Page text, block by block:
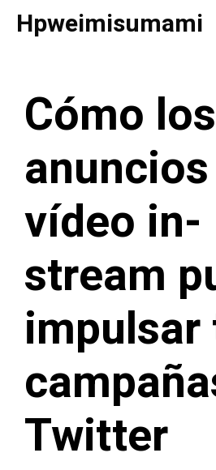
SaltarHpweimisumami
Cómo los
vídeo in-
stream
impulsar
Twitter